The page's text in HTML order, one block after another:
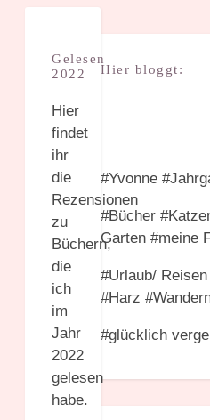
Gelesen
2022
Hier
findet
ihr
die
Rezensionen
zu
Büchern,
die
ich
im
Jahr
2022
gelesen
habe.
Hier bloggt:
#Yvonne
#Bücher
Garten #meine
#Urlaub/
#Harz
#glücklich